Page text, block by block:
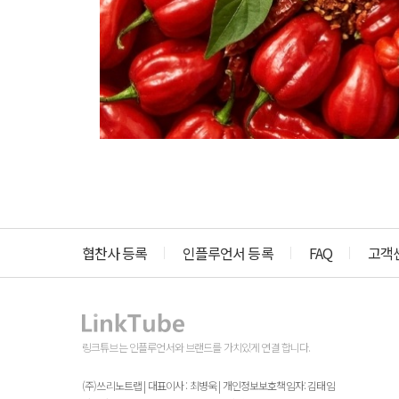
협찬사 등록 인플루언서 등록 FAQ 고객
링크튜브는 인플루언서와 브랜드를 가치있게 연결 합니다.
(주)쓰리노트랩 | 대표이사 : 최병욱 | 개인정보보호책임자: 김태임